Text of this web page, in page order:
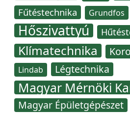
Fűtéstechnika Grundfos
Hőszivattyú
Klímatechnika
Lindab Légtechnika
Magyar Mérnöki
Magyar Épületgépészet